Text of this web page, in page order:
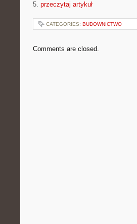
5. przeczytaj artykuł
CATEGORIES: BUDOWNICTWO
Comments are closed.